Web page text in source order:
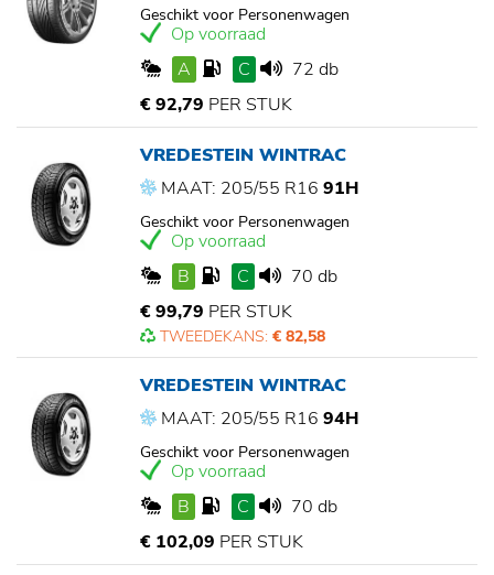
Geschikt voor Personenwagen
Op voorraad
A
C
72 db
€ 92,79 PER STUK
VREDESTEIN WINTRAC
MAAT: 205/55 R16 91H
Geschikt voor Personenwagen
Op voorraad
B
C
70 db
€ 99,79 PER STUK
TWEEDEKANS: € 82,58
VREDESTEIN WINTRAC
MAAT: 205/55 R16 94H
Geschikt voor Personenwagen
Op voorraad
B
C
70 db
€ 102,09 PER STUK